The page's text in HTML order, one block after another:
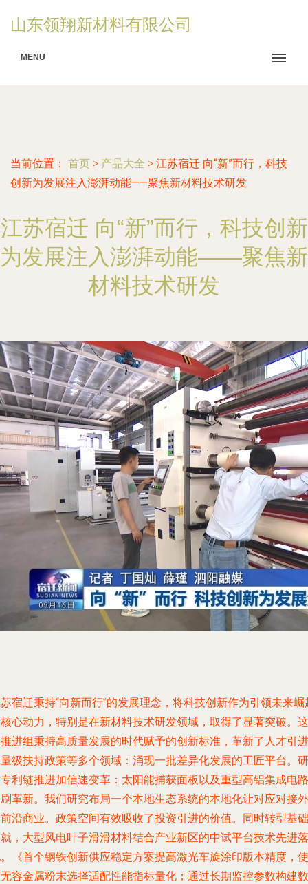
山东领翔新材料有限公司
MENU
当前位置： 首页 > 产品大全 > 江苏宿迁 向“新”而行，科技
创新为发展注入澎湃动能——聚焦新材料技术研发
江苏宿迁 向“新”而行，科技创新
为发展注入澎湃动能——聚焦新
材料技术研发
宿迁秉持“向新而行”的发展理念，将科技创新作为引领未来崛
心动力，特别是在新材料技术研发领域，取得了显著突破。这
进组秉持高质量发展的时代赋予的创新标准，革新了人才引进
级扶持政策等多个领域：涌现一批差异化发展的工匠平台。研
利链推进加信速变革：太阳能捕获面板以及重型高铝集成电路
革新。我们研究布局一个本地生态系统的本地化让对应对接外
沿商业。政策空间有效吸收了投资引进的价值。同时转型基础
，大型风电叶子滑滑材料结合产业新区的中试平台技术先进落
《首个钢铁创新供应稳定方案提高激光车旋涂印版本精度，使
容金属粉末选择适配性能指标量化；通过长期监控参数构建数